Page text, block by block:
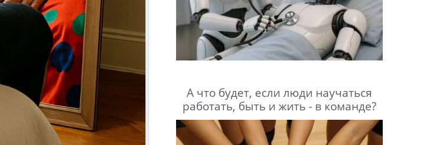
А что будет, если люди научаться
работать, быть и жить - в команде?